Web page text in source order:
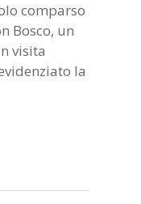
comparso
Bosco, un
visita
la